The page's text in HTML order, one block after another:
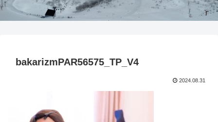
bakarizmPAR56575_TP_V4
2024.08.31